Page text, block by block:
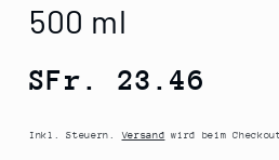
500 ml
Normaler
SFr. 23.46
Inkl. Steuern.Versand wird beim